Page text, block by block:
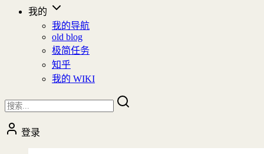
我的
我的导航
old blog
极简任务
知乎
我的 WIKI
登录